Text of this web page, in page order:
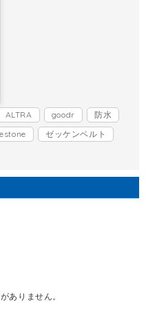
ALTRA goodr
防水
ゼッケンベルト
ありません。